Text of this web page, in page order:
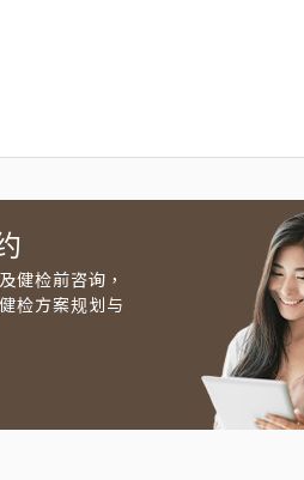
健检前咨询，
检方案规划与